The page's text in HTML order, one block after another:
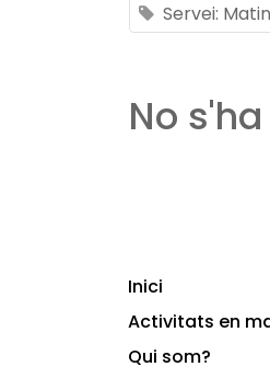
Servei:
No
Inici
Activitats en
Qui som?